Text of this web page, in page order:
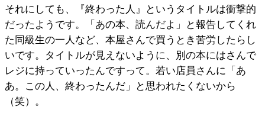
それにしても、『終わった人』というタイトルは衝撃的
だったようです。「あの本、読んだよ」と報告してくれ
た同級生の一人など、本屋さんで買うとき苦労したらし
いです。タイトルが見えないように、別の本にはさんで
レジに持っていったんですって。若い店員さんに「あ
あ。この人、終わったんだ」と思われたくないから
（笑）。